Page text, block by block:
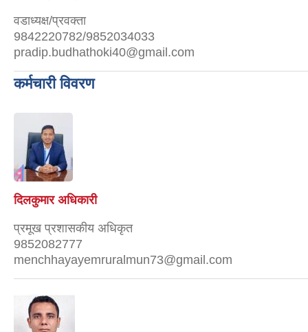
वडाध्यक्ष/प्रवक्ता
9842220782/9852034033
pradip.budhathoki40@gmail.com
कर्मचारी विवरण
दिलकुमार अधिकारी
प्रमूख प्रशासकीय अधिकृत
9852082777
menchhayayemruralmun73@gmail.com